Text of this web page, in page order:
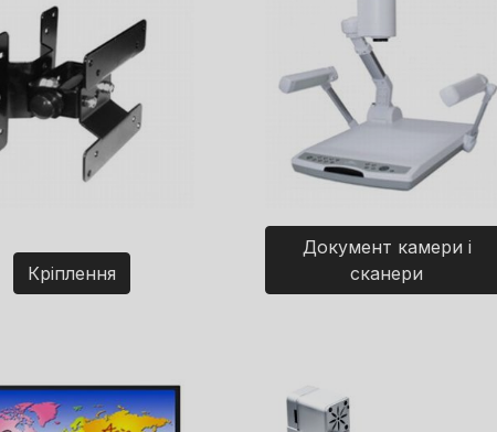
Кріплення
Документ камери і
сканери